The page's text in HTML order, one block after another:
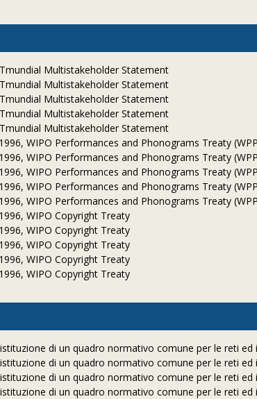
Multistakeholder Statement
Multistakeholder Statement
Multistakeholder Statement
Multistakeholder Statement
Multistakeholder Statement
WIPO Performances and Phonograms Treaty
WIPO Performances and Phonograms Treaty
WIPO Performances and Phonograms Treaty
WIPO Performances and Phonograms Treaty
WIPO Performances and Phonograms Treaty
WIPO Copyright Treaty
WIPO Copyright Treaty
WIPO Copyright Treaty
WIPO Copyright Treaty
WIPO Copyright Treaty
di un quadro normativo comune per le reti
di un quadro normativo comune per le reti
di un quadro normativo comune per le reti
di un quadro normativo comune per le reti